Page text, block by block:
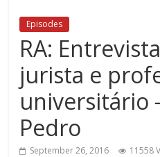
Episodes
RA:
jurista e
universitário
Pedro
September 26, 2016 11558